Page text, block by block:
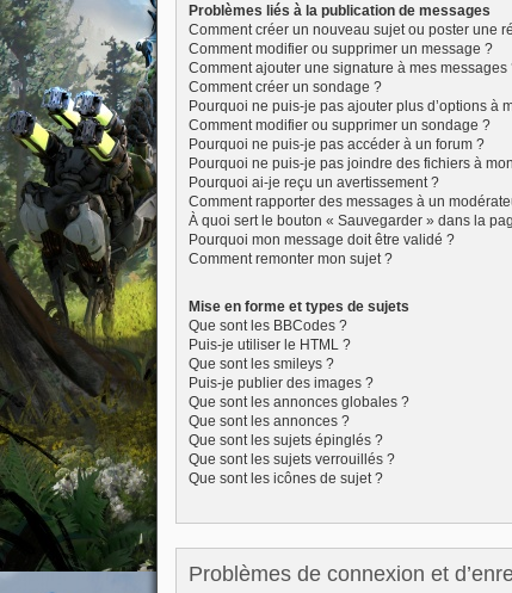
Problèmes liés à la publication de messages
Comment créer un nouveau sujet ou poster une
Comment modifier ou supprimer un message ?
Comment ajouter une signature à mes messages
Comment créer un sondage ?
Pourquoi ne puis-je pas ajouter plus d’options à
Comment modifier ou supprimer un sondage ?
Pourquoi ne puis-je pas accéder à un forum ?
Pourquoi ne puis-je pas joindre des fichiers à
Pourquoi ai-je reçu un avertissement ?
Comment rapporter des messages à un
À quoi sert le bouton « Sauvegarder » dans la
Pourquoi mon message doit être validé ?
Comment remonter mon sujet ?
Mise en forme et types de sujets
Que sont les BBCodes ?
Puis-je utiliser le HTML ?
Que sont les smileys ?
Puis-je publier des images ?
Que sont les annonces globales ?
Que sont les annonces ?
Que sont les sujets épinglés ?
Que sont les sujets verrouillés ?
Que sont les icônes de sujet ?
Problèmes de connexion et